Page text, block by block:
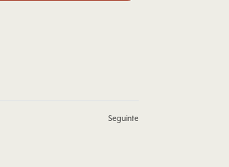
Seguinte